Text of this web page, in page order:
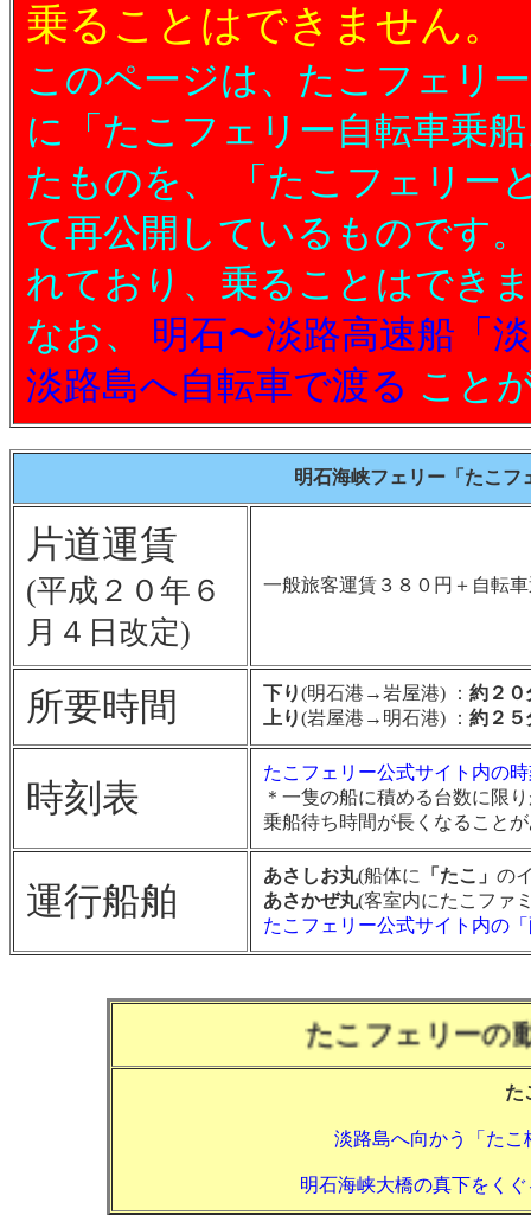
乗ることはできません。
このページは、たこフェリ
に「たこフェリー自転車乗
たものを、 「たこフェリー
て再公開しているものです
れており、乗ることはでき
なお、 明石〜淡路高速船「
淡路島へ自転車で渡る こと
明石海峡フェリー「たこフ
片道運賃
(平成２０年６
月４日改定)
一般旅客運賃３８０円＋自転
所要時間 下り(明石港→岩屋港) ： 約２０
上り(岩屋港→明石港) ： 約２５
時刻表
たこフェリー公式サイト内の
＊一隻の船に積める台数に限
乗船待ち時間が長くなること
運行船舶
あさしお丸(船体に 「たこ」 の
あさかぜ丸(客室内にたこファ
たこフェリー公式サイト内の
たこフェリーの
た
淡路島へ向かう「た
明石海峡大橋の真下をく